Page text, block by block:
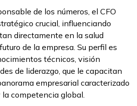
de los números, el CFO
crucial, influenciando
directamente en la salud
de la empresa. Su perfil es
técnicos, visión
de liderazgo, que le capacitan
empresarial caracterizado
competencia global.